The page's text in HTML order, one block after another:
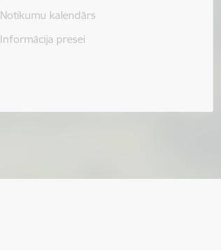
Notikumu kalendārs
Informācija presei